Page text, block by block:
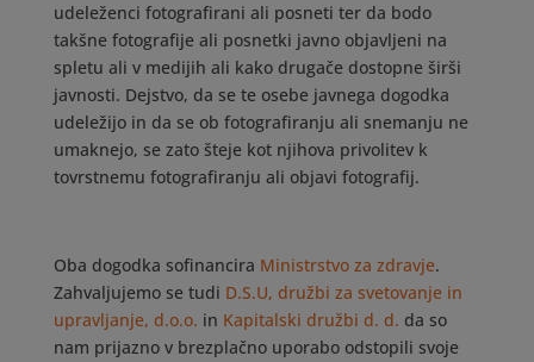
udeleženci fotografirani ali posneti ter da bodo
takšne fotografije ali posnetki javno objavljeni na
spletu ali v medijih ali kako drugače dostopne širši
javnosti. Dejstvo, da se te osebe javnega dogodka
udeležijo in da se ob fotografiranju ali snemanju ne
umaknejo, se zato šteje kot njihova privolitev k
tovrstnemu fotografiranju ali objavi fotografij.
Oba dogodka sofinancira Ministrstvo za zdravje.
Zahvaljujemo se tudi D.S.U, družbi za svetovanje in
upravljanje, d.o.o. in Kapitalski družbi d. d. da so
nam prijazno v brezplačno uporabo odstopili svoje